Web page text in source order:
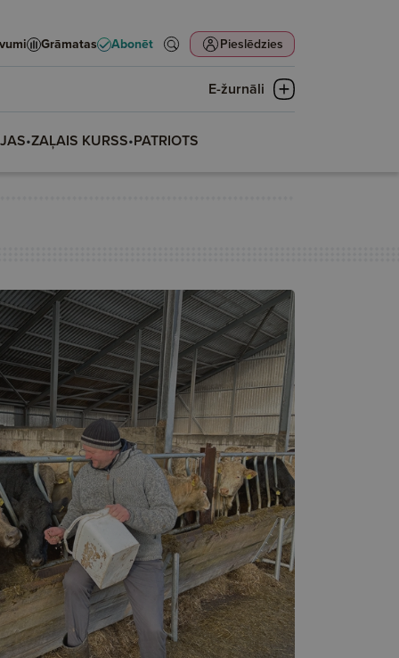
Grāmatas Abonēt Pieslēdzies
E-žurnāli
•ZAĻAIS KURSS•PATRIOTS